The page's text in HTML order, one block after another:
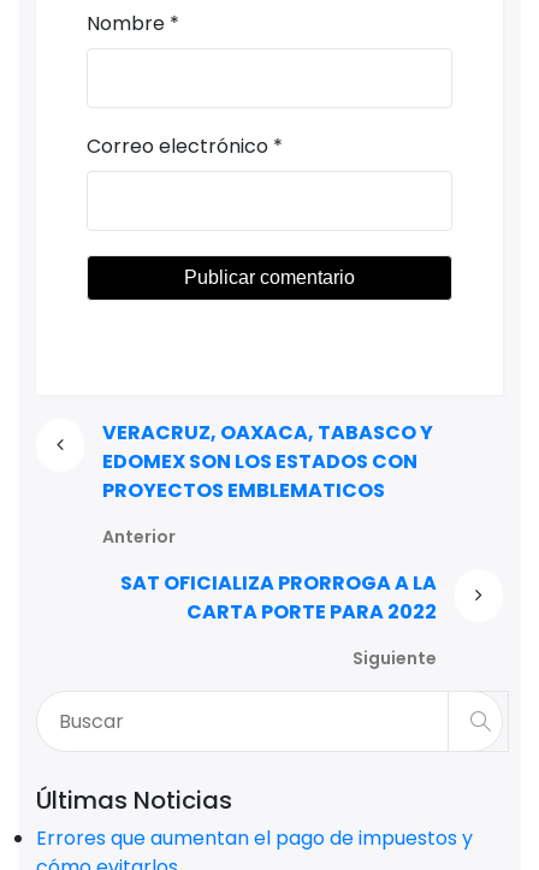
Nombre *
Correo electrónico *
VERACRUZ, OAXACA, TABASCO Y
EDOMEX SON LOS ESTADOS CON
PROYECTOS EMBLEMATICOS
Anterior
SAT OFICIALIZA PRORROGA A LA
CARTA PORTE PARA 2022
Siguiente
Últimas Noticias
Errores que aumentan el pago de impuestos y